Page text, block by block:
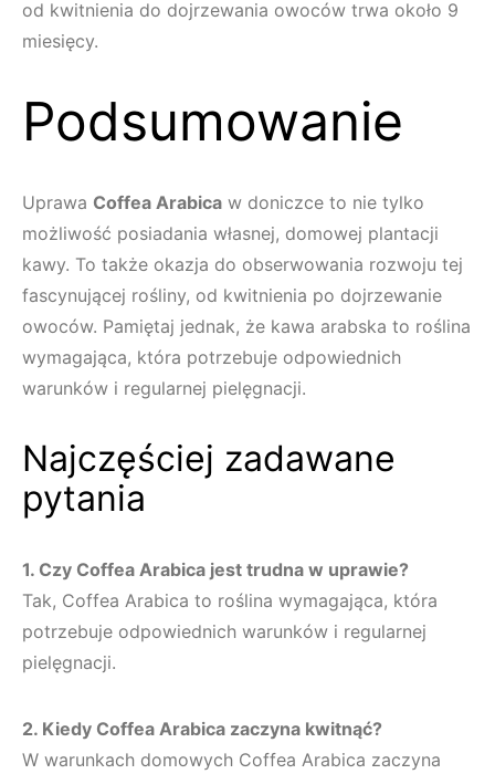
od kwitnienia do dojrzewania owoców trwa około 9
miesięcy.
Podsumowanie
Uprawa Coffea Arabica w doniczce to nie tylko
możliwość posiadania własnej, domowej plantacji
kawy. To także okazja do obserwowania rozwoju tej
fascynującej rośliny, od kwitnienia po dojrzewanie
owoców. Pamiętaj jednak, że kawa arabska to roślina
wymagająca, która potrzebuje odpowiednich
warunków i regularnej pielęgnacji.
Najczęściej zadawane
pytania
1. Czy Coffea Arabica jest trudna w uprawie?
Tak, Coffea Arabica to roślina wymagająca, która
potrzebuje odpowiednich warunków i regularnej
pielęgnacji.
2. Kiedy Coffea Arabica zaczyna kwitnąć?
W warunkach domowych Coffea Arabica zaczyna